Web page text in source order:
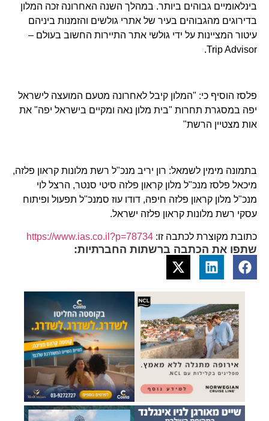
בינלאומיים גבוהים ביותר. במהלך השנה האחרונה זכה המלון
בדירוגים מהגבוהים בעיר של אתרי גולשים והזמנות ביניהם
עיטור המציינות על ידי גולשי אתר התיירות החשוב בעולם –
Trip Advisor.
פלסז הוסיף כי: "המלון קיבל לאחרונה מטעם המועצה לישראל
יפה במסגרת תחרות "בית מלון נאה ומקיים בישראל יפה" את
אות מצטיין הרשת"
בתמונה מימין לשמאל: רון יריב מנכ"ל רשת מלונות קראון פלזה,
מיכאל פלסז מנכ"ל מלון קראון פלזה סיטי סנטר, הרצל לוי
מנכ"ל מלון קראון פלזה חיפה, דודו עוז סמנכ"ל תפעול ופיתוח
עסקי רשת מלונות קראון פלזה ישראל.
כתובת מקוצרת לכתבה זו: https://www.ias.co.il?p=78734
שתפו את הכתבה ברשתות החברתיות: